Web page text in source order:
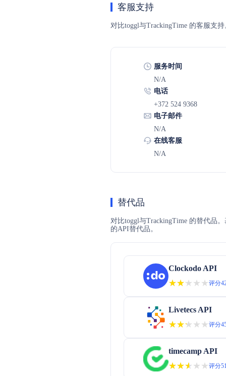
客服支持
对比toggl与TrackingTime 的客服支
服务时间
N/A
电话
+372 524 9368
电子邮件
N/A
在线客服
N/A
替代品
对比toggl与TrackingTime 的替代品
的API替代品。
Clockodo API
★★★★★
★★★★★评分
Livetecs API
★★★★★
★★★★★评分
timecamp API
★★★★★
★★★★★评分